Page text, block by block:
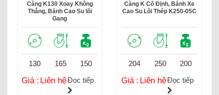
Càng K130 Xoay Không
Thắng, Bánh Cao Su lõi
Gang
130 165 150
Giá : Liên hệĐọc tiếp
Càng K Cố Định, Bánh Xe
Cao Su Lõi Thép K250-05C
204 250 200
Giá : Liên hệĐọc tiếp